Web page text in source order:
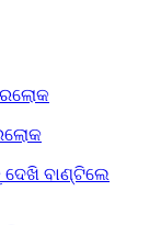
ବାଣ୍ଟିଲେ